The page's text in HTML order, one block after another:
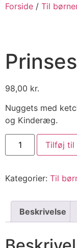
Forside / Til
98,00 kr.
Nuggets med
og Kinderæg.
Tilføj til
Kategorier: Til
Beskrivelse